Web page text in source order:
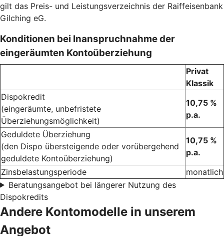
gilt das Preis- und Leistungsverzeichnis der Raiffeisenbank
Gilching eG.
Konditionen bei Inanspruchnahme der
eingeräumten Kontoüberziehung
Privat
Klassik
Dispokredit
(eingeräumte, unbefristete
Überziehungsmöglichkeit)
10,75 %
p.a.
Geduldete Überziehung
(den Dispo übersteigende oder vorübergehend
geduldete Kontoüberziehung)
10,75 %
p.a.
Zinsbelastungsperiode
monatlich
Beratungsangebot bei längerer Nutzung des
Dispokredits
Andere Kontomodelle in unserem
Angebot